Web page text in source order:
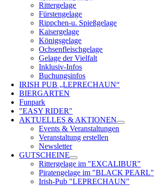
Rittergelage
Fürstengelage
Rippchen-u. Spießgelage
Kaisergelage
Königsgelage
Ochsenfleischgelage
Gelage der Vielfalt
Inklusiv-Infos
Buchungsinfos
IRISH PUB „LEPRECHAUN“
BIERGARTEN
Funpark
"EASY RIDER"
AKTUELLES & AKTIONEN
Events & Veranstaltungen
Veranstaltung erstellen
Newsletter
GUTSCHEINE
Rittergelage im "EXCALIBUR"
Piratengelage im "BLACK PEARL"
Irish-Pub "LEPRECHAUN"